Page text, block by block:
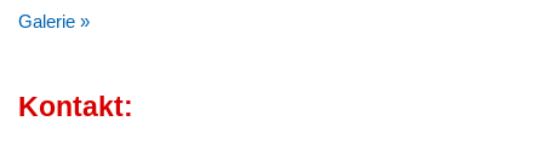
Galerie »
Kontakt: